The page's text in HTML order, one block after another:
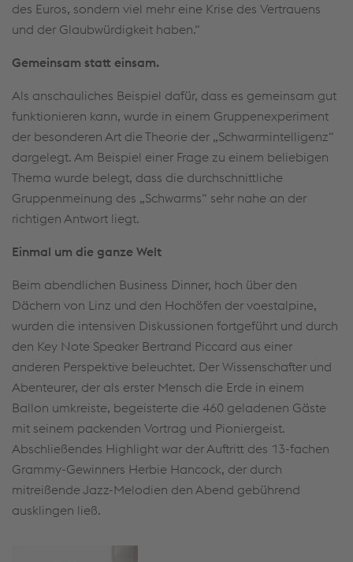
des Euros, sondern viel mehr eine Krise des Vertrauens
und der Glaubwürdigkeit haben.“
Gemeinsam statt einsam.
Als anschauliches Beispiel dafür, dass es gemeinsam gut
funktionieren kann, wurde in einem Gruppenexperiment
der besonderen Art die Theorie der „Schwarmintelligenz“
dargelegt. Am Beispiel einer Frage zu einem beliebigen
Thema wurde belegt, dass die durchschnittliche
Gruppenmeinung des „Schwarms“ sehr nahe an der
richtigen Antwort liegt.
Einmal um die ganze Welt
Beim abendlichen Business Dinner, hoch über den
Dächern von Linz und den Hochöfen der voestalpine,
wurden die intensiven Diskussionen fortgeführt und durch
den Key Note Speaker Bertrand Piccard aus einer
anderen Perspektive beleuchtet. Der Wissenschafter und
Abenteurer, der als erster Mensch die Erde in einem
Ballon umkreiste, begeisterte die 460 geladenen Gäste
mit seinem packenden Vortrag und Pioniergeist.
Abschließendes Highlight war der Auftritt des 13-fachen
Grammy-Gewinners Herbie Hancock, der durch
mitreißende Jazz-Melodien den Abend gebührend
ausklingen ließ.